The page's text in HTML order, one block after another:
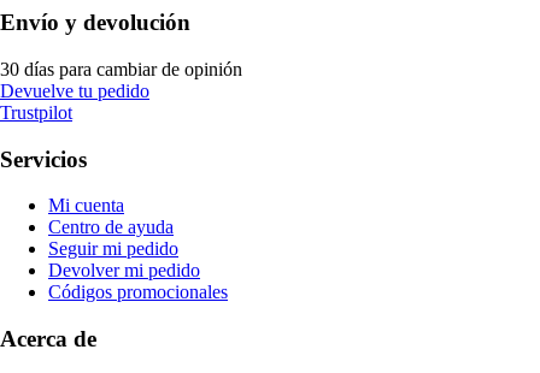
Envío y devolución
30 días para cambiar de opinión
Devuelve tu pedido
Trustpilot
Servicios
Mi cuenta
Centro de ayuda
Seguir mi pedido
Devolver mi pedido
Códigos promocionales
Acerca de